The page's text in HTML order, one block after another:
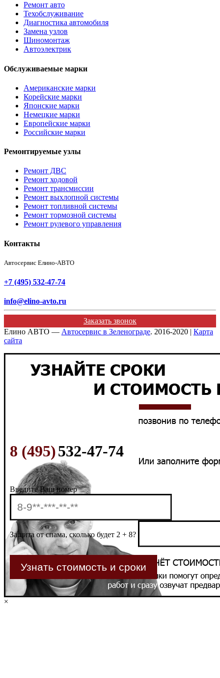
Ремонт авто
Техобслуживание
Диагностика автомобиля
Замена узлов
Шиномонтаж
Автоэлектрик
Обслуживаемые марки
Американские марки
Корейские марки
Японские марки
Немецкие марки
Европейские марки
Российские марки
Ремонтируемые узлы
Ремонт ДВС
Ремонт ходовой
Ремонт трансмиссии
Ремонт выхлопной системы
Ремонт топливной системы
Ремонт тормозной системы
Ремонт рулевого управления
Контакты
Автосервис Елино-АВТО
+7 (495) 532-47-74
info@elino-avto.ru
Заказать звонок
Елино АВТО — Автосервис в Зеленограде. 2016-2020 | Карта
сайта
8 (495)532-47-74
Введите Ваш номер
Защита от спама, сколько будет 2 + 8?
×